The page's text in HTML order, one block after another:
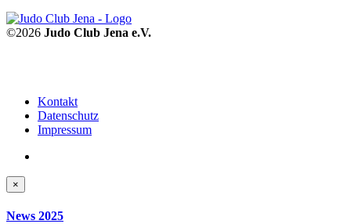
©2026 Judo Club Jena e.V.
Kontakt
Datenschutz
Impressum
×
News 2025